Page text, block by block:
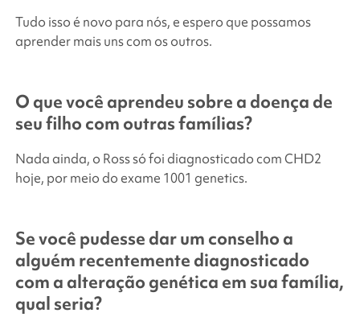
Tudo isso é novo para nós, e espero que possamos
aprender mais uns com os outros.
O que você aprendeu sobre a doença de
seu filho com outras famílias?
Nada ainda, o Ross só foi diagnosticado com CHD2
hoje, por meio do exame 1001 genetics.
Se você pudesse dar um conselho a
alguém recentemente diagnosticado
com a alteração genética em sua família,
qual seria?